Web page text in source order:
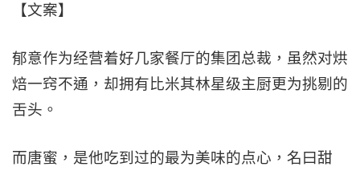
【文案】
郁意作为经营着好几家餐厅的集团总裁，虽然对烘
焙一窍不通，却拥有比米其林星级主厨更为挑剔的
舌头。
而唐蜜，是他吃到过的最为美味的点心，名曰甜